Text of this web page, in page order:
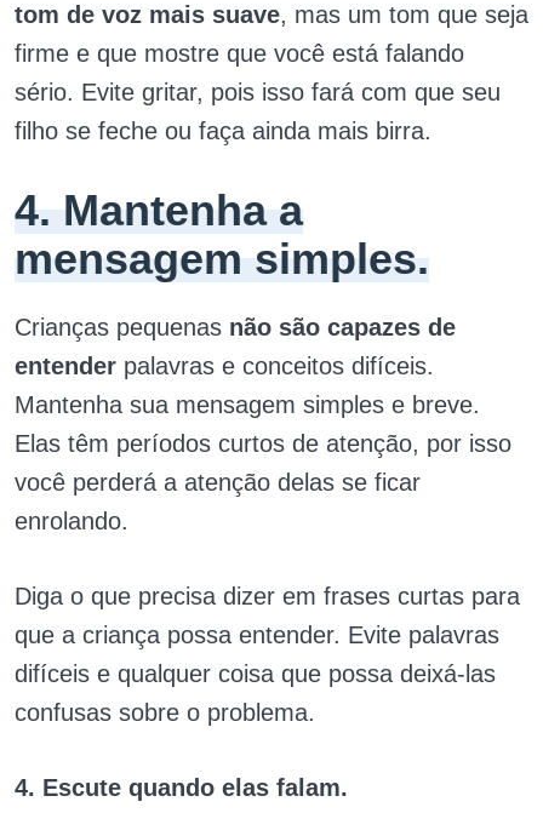
tom de voz mais suave, mas um tom que seja
firme e que mostre que você está falando
sério. Evite gritar, pois isso fará com que seu
filho se feche ou faça ainda mais birra.
4. Mantenha a
mensagem simples.
Crianças pequenas não são capazes de
entender palavras e conceitos difíceis.
Mantenha sua mensagem simples e breve.
Elas têm períodos curtos de atenção, por isso
você perderá a atenção delas se ficar
enrolando.
Diga o que precisa dizer em frases curtas para
que a criança possa entender. Evite palavras
difíceis e qualquer coisa que possa deixá-las
confusas sobre o problema.
4. Escute quando elas falam.